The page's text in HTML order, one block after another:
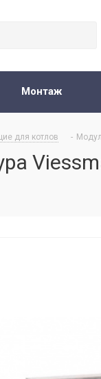
Монтаж
для котлов -